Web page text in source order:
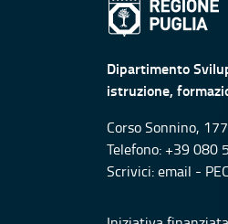
Dipartimento
istruzione,
Corso Sonnino,
Telefono: +39 080
Scrivici:email - PEC